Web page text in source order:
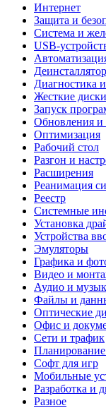
Интернет
Защита и
Система и
USB-
Диагностика
Жесткие диски
Запуск
Обновления и
Оптимизация
Рабочий стол
Разгон и
Расширения
Реанимация
Реестр
Системные
Установка
Устройства
Эмуляторы
Графика и
Видео и
Аудио и
Файлы и
Оптические
Офис и
Сети и трафик
Софт для игр
Мобильные
Разработка и
Разное